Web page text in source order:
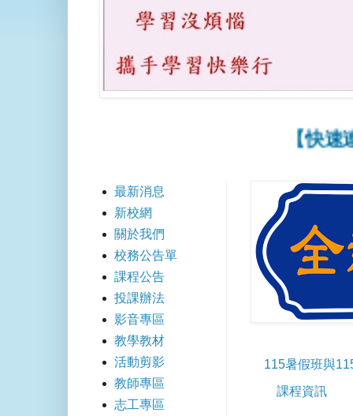
【快速連結
115暑假班與
課程資訊
最新消息
新校網
關於我們
校務公告單
課程公告
投課辦法
影音專區
教學教材
活動剪影
教師專區
志工專區